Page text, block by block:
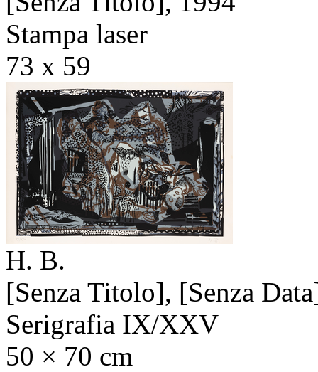
Stampa laser
73 x 59
H. B.
[Senza Titolo], [Senza
Serigrafia IX/XXV
50 × 70 cm